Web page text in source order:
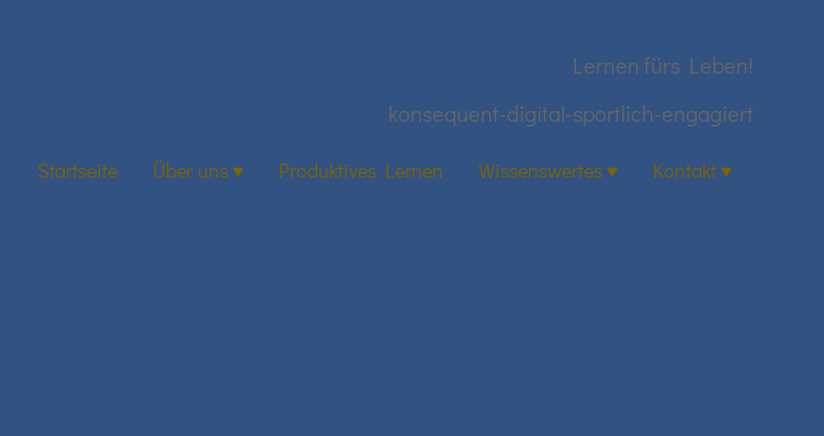
Lernen fürs Leben!
konsequent-digital-sportlich-engagiert
Startseite Über uns Produktives Lernen Wissenswertes Kontakt